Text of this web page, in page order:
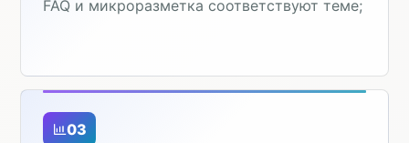
FAQ и микроразметка соответствуют теме;
03